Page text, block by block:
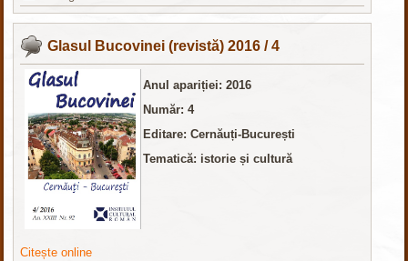
Glasul Bucovinei (revistă) 2016 / 4
Anul apariției: 2016
Număr: 4
Editare: Cernăuți-București
Tematică: istorie și cultură
Citește online